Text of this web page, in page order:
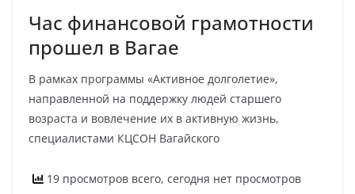
Час финансовой грамотности
прошел в Вагае
В рамках программы «Активное долголетие»,
направленной на поддержку людей старшего
возраста и вовлечение их в активную жизнь,
специалистами КЦСОН Вагайского
19 просмотров всего, сегодня нет просмотров